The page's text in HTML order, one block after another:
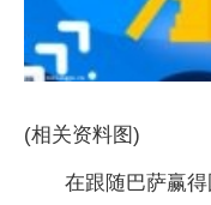
(相关资料图)
在跟随巴萨赢